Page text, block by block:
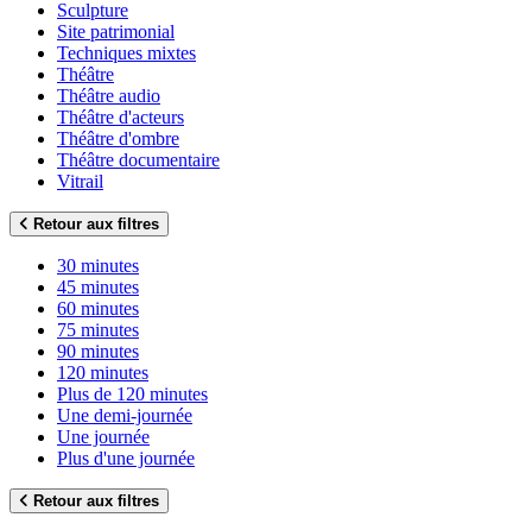
Sculpture
Site patrimonial
Techniques mixtes
Théâtre
Théâtre audio
Théâtre d'acteurs
Théâtre d'ombre
Théâtre documentaire
Vitrail
Retour aux filtres
30 minutes
45 minutes
60 minutes
75 minutes
90 minutes
120 minutes
Plus de 120 minutes
Une demi-journée
Une journée
Plus d'une journée
Retour aux filtres